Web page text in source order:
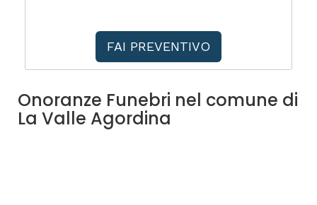
FAI PREVENTIVO
Onoranze Funebri nel comune di
La Valle Agordina